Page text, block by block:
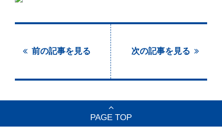
前の記事を見る 次の記事を見る
PAGE TOP